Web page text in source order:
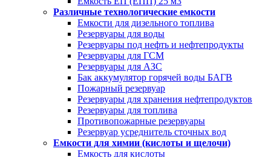
Различные технологические емкости
Емкости для дизельного топлива
Резервуары для воды
Резервуары под нефть и нефтепродукты
Резервуары для ГСМ
Резервуары для АЗС
Бак аккумулятор горячей воды БАГВ
Пожарный резервуар
Резервуары для хранения нефтепродуктов
Резервуары для топлива
Противопожарные резервуары
Резервуар усреднитель сточных вод
Емкости для химии (кислоты и щелочи)
Емкость для кислоты